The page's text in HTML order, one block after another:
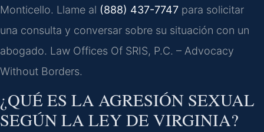
Monticello. Llame al (888) 437-7747 para solicitar
una consulta y conversar sobre su situación con un
abogado. Law Offices Of SRIS, P.C. – Advocacy
Without Borders.
¿QUÉ ES LA AGRESIÓN SEXUAL
SEGÚN LA LEY DE VIRGINIA?